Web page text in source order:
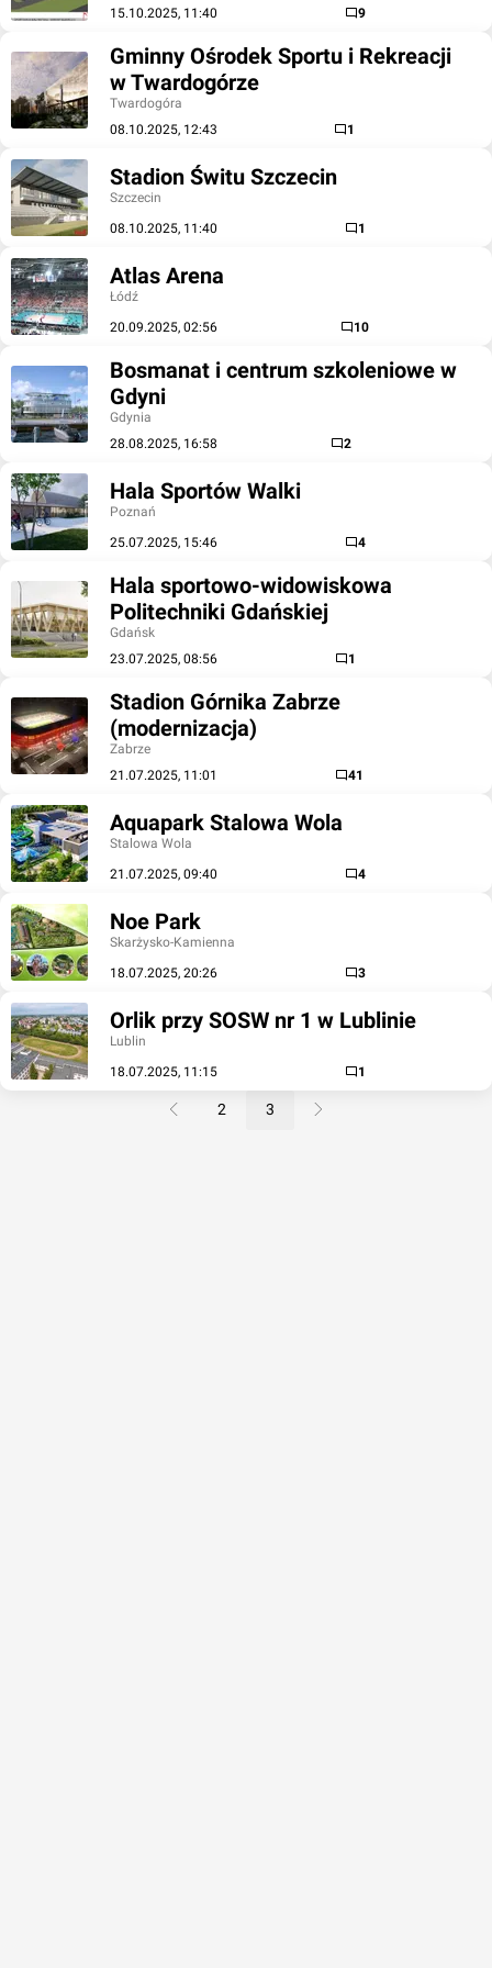
15.10.2025, 11:40 9
Gminny Ośrodek Sportu i Rekreacji
w Twardogórze
Twardogóra
08.10.2025, 12:43
1
Stadion Świtu Szczecin
Szczecin
08.10.2025, 11:40
1
Atlas Arena
Łódź
20.09.2025, 02:56
10
Bosmanat i centrum szkoleniowe w
Gdyni
Gdynia
28.08.2025, 16:58
2
Hala Sportów Walki
Poznań
25.07.2025, 15:46
4
Hala sportowo-widowiskowa
Politechniki Gdańskiej
Gdańsk
23.07.2025, 08:56
1
Stadion Górnika Zabrze
(modernizacja)
Zabrze
21.07.2025, 11:01
41
Aquapark Stalowa Wola
Stalowa Wola
21.07.2025, 09:40
4
Noe Park
Skarżysko-Kamienna
18.07.2025, 20:26
3
Orlik przy SOSW nr 1 w Lublinie
Lublin
18.07.2025, 11:15
1
2 3